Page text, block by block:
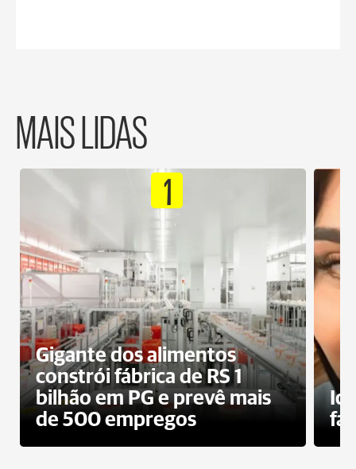
MAIS LIDAS
1
Gigante dos alimentos
constrói fábrica de RS 1
bilhão em PG e prevê mais
de 500 empregos